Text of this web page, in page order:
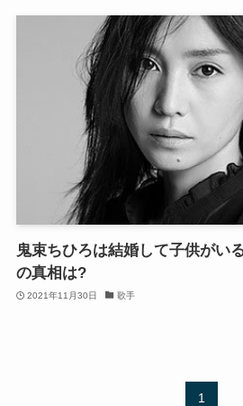
鬼束ちひろは結婚して子供がい
の真相は?
2021年11月30日 歌手
1